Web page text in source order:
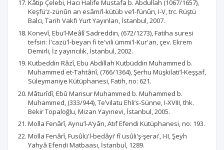
Kâtip Çelebi, Hacı Halife Mustafa b. Abdullah (1067/1657),
Keşfü’z-zünûn an esâmi’l-kütüb ve’l-fünûn, I-V, trc. Rüştü
Balcı, Tarih Vakfı Yurt Yayınları, İstanbul, 2007.
Konevî, Ebu’l-Meâlî Sadreddin, (672/1273), Fatiha suresi
tefsiri: İ'cazü'l-beyan fi te'vili ümmi'l-Kur'an, çev. Ekrem
Demirli, İz yayıncılık, İstanbul, 2002.
Kutbeddin Râzî, Ebu Abdillah Kutbüddin Muhammed b.
Muhammed et-Tahtânî, (766/1364), Şerhu Müşkilati’l-Keşşaf,
Süleymaniye Kütüphanesi, Fatih, no: 621.
Mâturîdî, Ebû Mansur Muhammed b. Muhammed b.
Muhammed, (333/944), Te’vilatu Ehli’s-Sünne, I-XVIII, thk.
Bekir Topaloğlu, Mizan Yayınevi, İstanbul, 2005.
Molla Fenârî, Aynu’l-A‘yân, Atıf Efendi Kütüphanesi, no: 193.
Molla Fenârî, Fusûlü'l-bedâyi‘ fî usûli'ş-şerai', I-II, Şeyh
Yahyâ Efendi Matbaası, İstanbul, 1289.